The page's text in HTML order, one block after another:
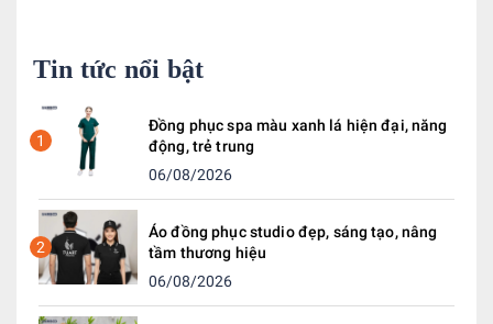
Tin tức nổi bật
1
Đồng phục spa màu xanh lá hiện đại, năng
động, trẻ trung
06/08/2026
2
Áo đồng phục studio đẹp, sáng tạo, nâng
tầm thương hiệu
06/08/2026